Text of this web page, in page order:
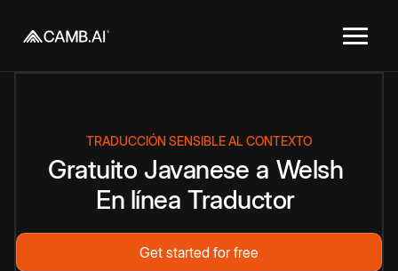
TRADUCCIÓN SENSIBLE AL CONTEXTO
Gratuito Javanese a Welsh
En línea Traductor
Get started for free